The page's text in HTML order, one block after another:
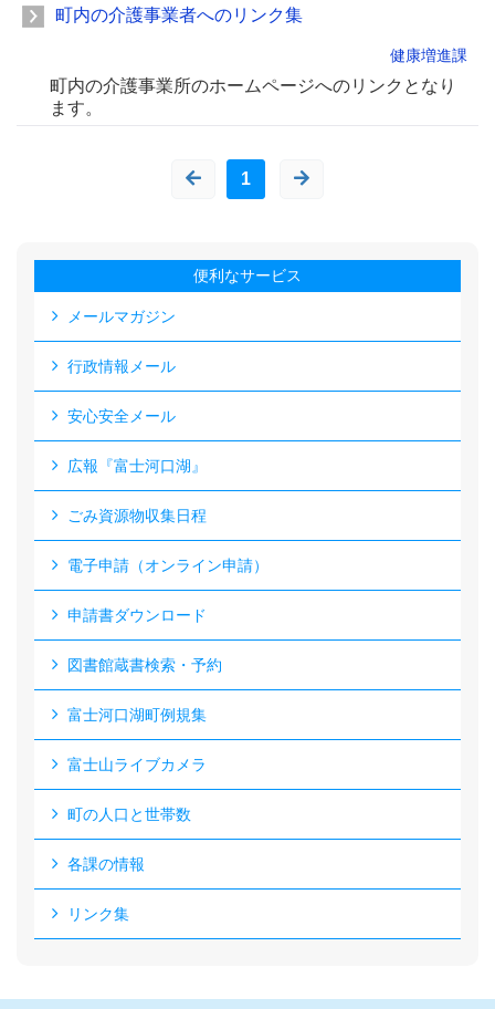
町内の介護事業者へのリンク集
健康増進課
町内の介護事業所のホームページへのリンクとなり
ます。
1
便利なサービス
メールマガジン
行政情報メール
安心安全メール
広報『富士河口湖』
ごみ資源物収集日程
電子申請（オンライン申請）
申請書ダウンロード
図書館蔵書検索・予約
富士河口湖町例規集
富士山ライブカメラ
町の人口と世帯数
各課の情報
リンク集